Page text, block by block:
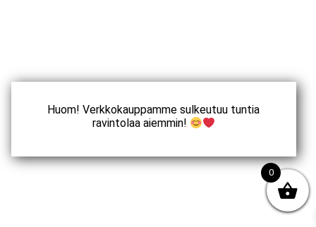
0
Huom! Verkkokauppamme sulkeutuu tuntia
ravintolaa aiemmin!